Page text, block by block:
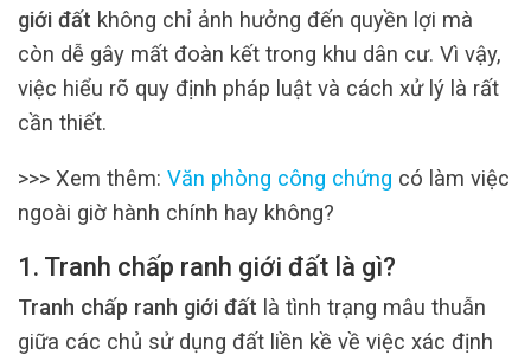
giới đất không chỉ ảnh hưởng đến quyền lợi mà
còn dễ gây mất đoàn kết trong khu dân cư. Vì vậy,
việc hiểu rõ quy định pháp luật và cách xử lý là rất
cần thiết.
>>> Xem thêm: Văn phòng công chứng có làm việc
ngoài giờ hành chính hay không?
1. Tranh chấp ranh giới đất là gì?
Tranh chấp ranh giới đất là tình trạng mâu thuẫn
giữa các chủ sử dụng đất liền kề về việc xác định